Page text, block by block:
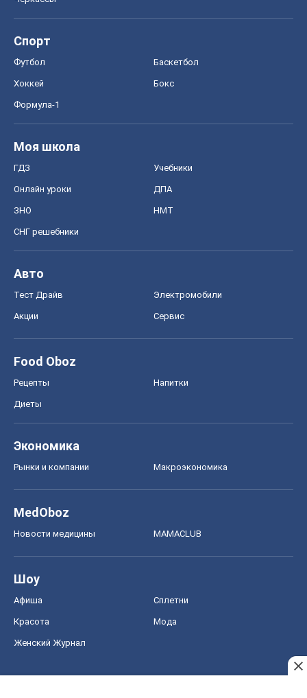
Спорт
Футбол Баскетбол
Хоккей Бокс
Формула-1
Моя школа
ГДЗ Учебники
Онлайн уроки ДПА
ЗНО НМТ
СНГ решебники
Авто
Тест Драйв Электромобили
Акции Сервис
Food Oboz
Рецепты Напитки
Диеты
Экономика
Рынки и компании Mакроэкономика
MedOboz
Новости медицины MAMACLUB
Шоу
Афиша Сплетни
Красота Мода
Женский Журнал